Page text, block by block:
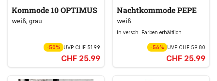
Kommode 10 OPTIMUS
weiß, grau
-50% UVP CHF 51.99
CHF 25.99
Nachtkommode PEPE
weiß
In versch. Farben erhältlich
-56% UVPCHF 59.80
CHF 25.99